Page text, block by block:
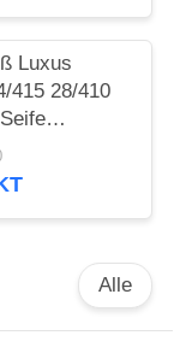
Luxus
415 28/410
Aluminium
Pumpe
Alle